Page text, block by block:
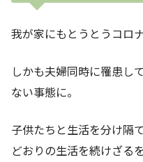
我が家にもとうとうコロ
しかも夫婦同時に罹患し
ない事態に。
子供たちと生活を分け隔
どおりの生活を続けざる